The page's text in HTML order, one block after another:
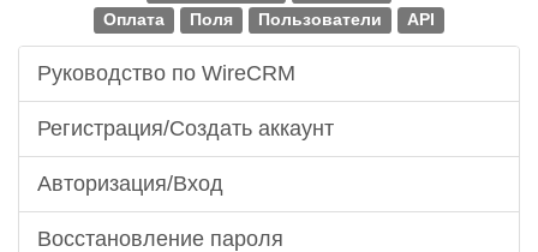
Оплата
Поля Пользователи API
Руководство по WireCRM
Регистрация/Создать аккаунт
Авторизация/Вход
Восстановление пароля